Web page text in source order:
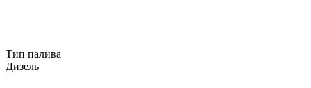
Тип палива
Дизель